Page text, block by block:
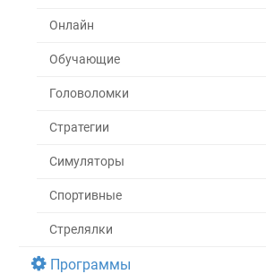
Онлайн
Обучающие
Головоломки
Стратегии
Симуляторы
Спортивные
Стрелялки
Программы